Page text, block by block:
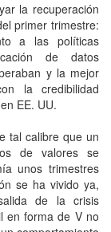
la recuperación
primer trimestre:
a las políticas
de datos
y la mejor
la credibilidad
EE. UU.
tal calibre que un
de valores se
unos trimestres
se ha vivido ya,
de la crisis
forma de V no